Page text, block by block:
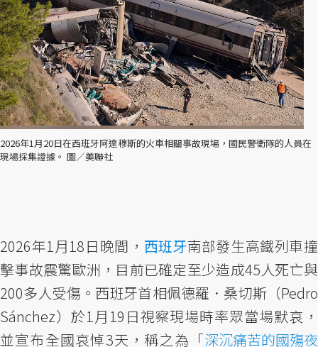
2026年1月20日在西班牙阿達穆斯的火車相關事故現場，國民警衛隊的人員在
現場採集證據。 圖／美聯社
2026年1月18日晚間， 西班牙南部發生高鐵列車撞
擊事故震驚歐洲，目前已確定至少造成45人死亡與
200多人受傷。西班牙首相佩德羅．桑切斯（Pedro
Sánchez）於1月19日視察現場時率眾當場默哀，
並宣布全國哀悼3天，稱之為「深沉痛苦的國殤夜